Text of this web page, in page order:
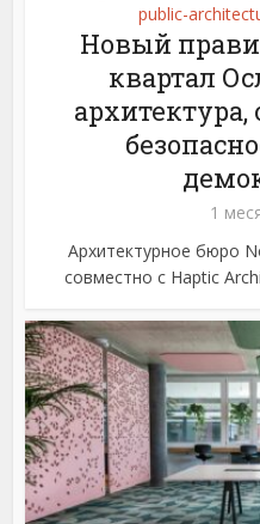
public-
Новый
квартал
1
Архитектурное бюро
совместно с Haptic